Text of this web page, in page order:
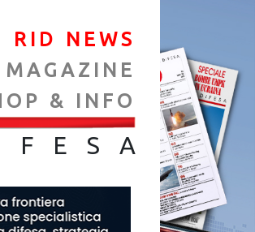
RID NEWS
& INFO
A